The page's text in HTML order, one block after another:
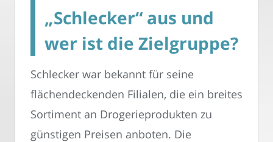
„Schlecker“ aus und
wer ist die Zielgruppe?
Schlecker war bekannt für seine
flächendeckenden Filialen, die ein breites
Sortiment an Drogerieprodukten zu
günstigen Preisen anboten. Die